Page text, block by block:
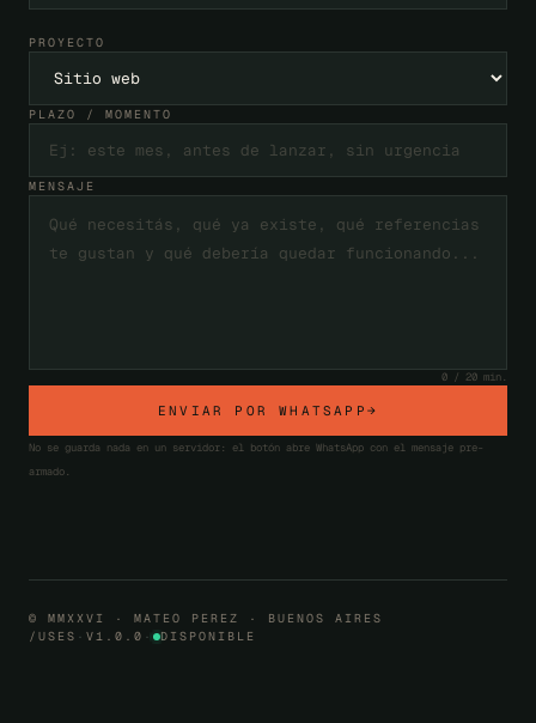
PROYECTO
PLAZO / MOMENTO
MENSAJE
0 / 20 min.
ENVIAR POR WHATSAPP →
No se guarda nada en un servidor: el botón abre WhatsApp con el mensaje pre-
armado.
© MMXXVI · MATEO PEREZ · BUENOS AIRES
/USES · V1.0.0 · DISPONIBLE